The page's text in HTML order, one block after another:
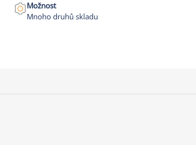
Možnost
Mnoho druhů skladu